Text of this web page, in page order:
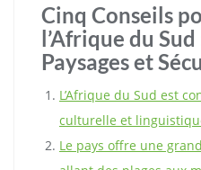
Cinq Conseils
l’Afrique du
Paysages et
L’Afrique du Sud est
culturelle et
Le pays offre une